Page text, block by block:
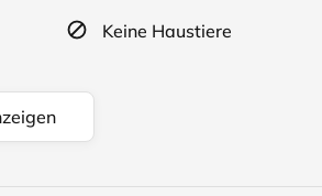
Keine Haustiere